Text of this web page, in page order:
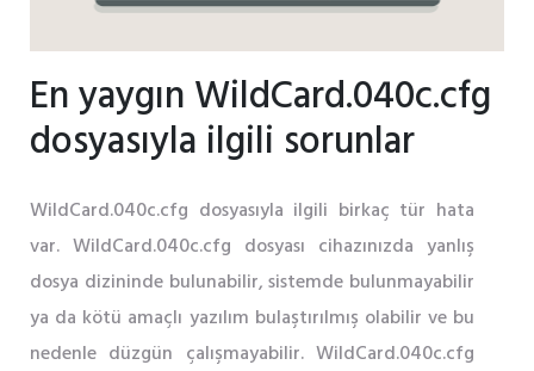
En yaygın WildCard.040c.cfg
dosyasıyla ilgili sorunlar
WildCard.040c.cfg dosyasıyla ilgili birkaç tür hata
var. WildCard.040c.cfg dosyası cihazınızda yanlış
dosya dizininde bulunabilir, sistemde bulunmayabilir
ya da kötü amaçlı yazılım bulaştırılmış olabilir ve bu
nedenle düzgün çalışmayabilir. WildCard.040c.cfg